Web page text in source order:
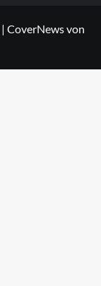
| CoverNewsvon